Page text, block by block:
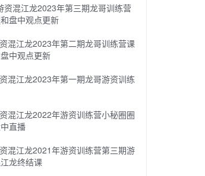
资混江龙2023年第三期龙哥训练营
盘中观点更新
混江龙2023年第二期龙哥训练营课
中观点更新
混江龙2023年第一期龙哥游资训练
混江龙2022年游资训练营小秘圈圈
直播
混江龙2021年游资训练营第三期游
龙终结课